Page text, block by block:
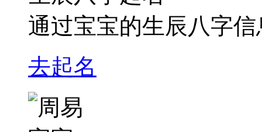
通过宝宝的生辰八字
去起名